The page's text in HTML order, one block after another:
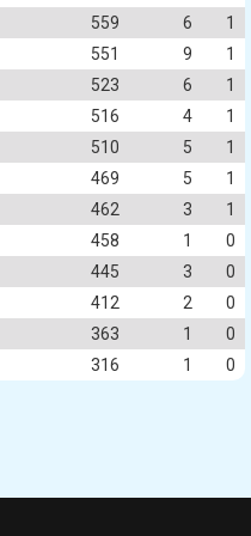
559 6
1
551 9
1
523 6
1
516 4
1
510 5
1
469 5
1
462 3
1
458 1
0
445 3
0
412 2
0
363 1
0
316 1 0